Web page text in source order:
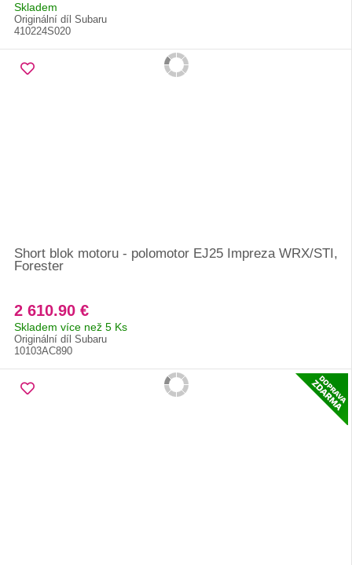
Skladem
Originální díl Subaru
410224S020
Short blok motoru - polomotor EJ25 Impreza WRX/STI,
Forester
2 610.90 €
Skladem více než 5 Ks
Originální díl Subaru
10103AC890